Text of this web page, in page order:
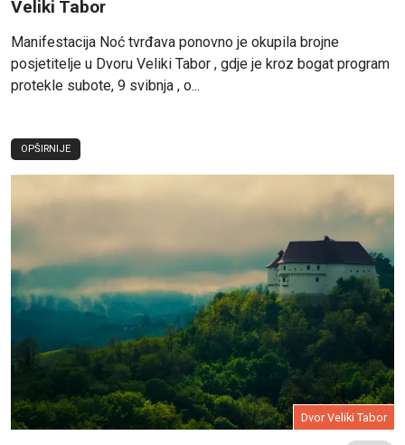
Veliki Tabor
Manifestacija Noć tvrđava ponovno je okupila brojne
posjetitelje u Dvoru Veliki Tabor , gdje je kroz bogat program
protekle subote, 9 svibnja , o...
OPŠIRNIJE
Dvor Veliki Tabor